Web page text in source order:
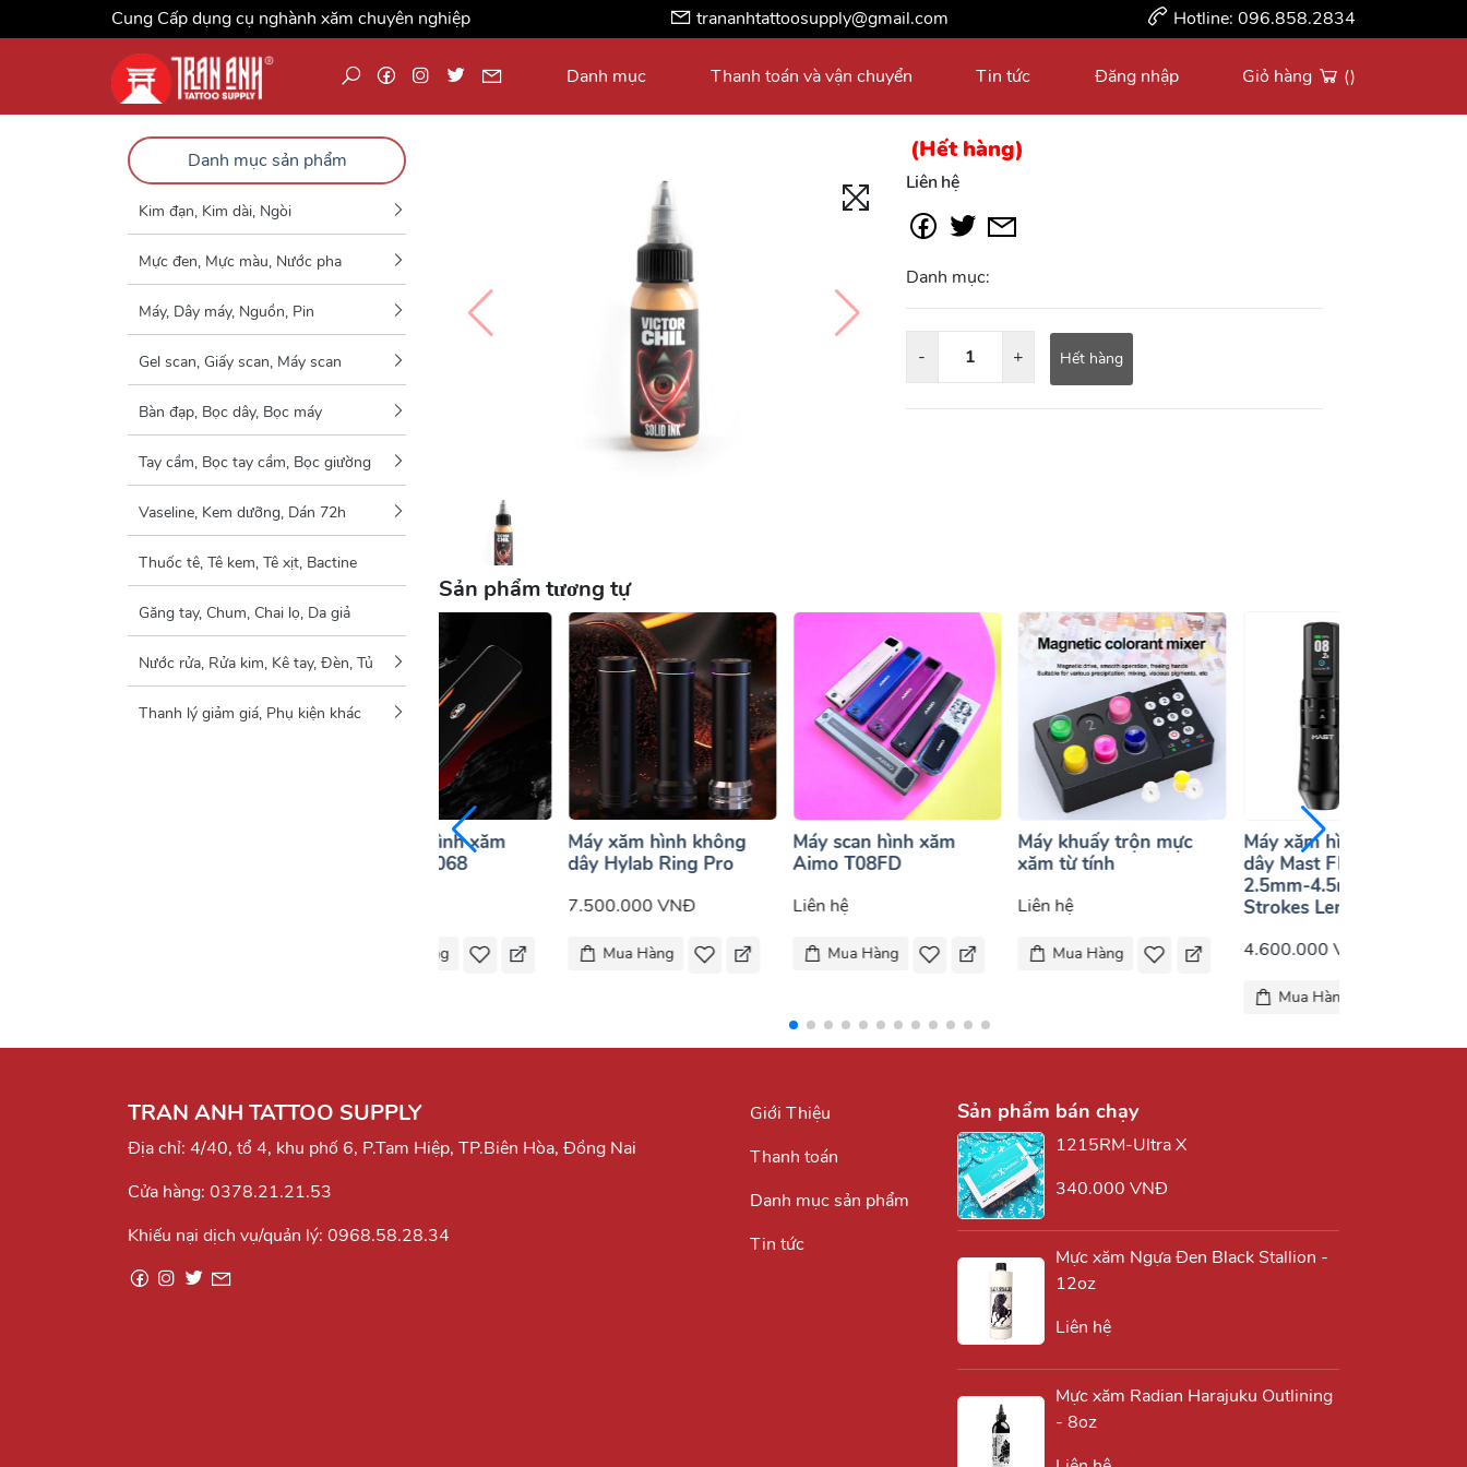
Cung Cấp dụng cụ nghành xăm chuyên nghiệp trananhtattoosupply@gmail.com Hotline: 096.858.2834
Danh mục Thanh toán và vận chuyển Tin tức Đăng nhập Giỏ hàng ()
Danh mục sản phẩm
Kim đạn, Kim dài, Ngòi
Mực đen, Mực màu, Nước pha
Máy, Dây máy, Nguồn, Pin
Gel scan, Giấy scan, Máy scan
Bàn đạp, Bọc dây, Bọc máy
Tay cầm, Bọc tay cầm, Bọc giường
Vaseline, Kem dưỡng, Dán 72h
Thuốc tê, Tê kem, Tê xịt, Bactine
Găng tay, Chum, Chai lọ, Da giả
Nước rửa, Rửa kim, Kê tay, Đèn, Tủ
Thanh lý giảm giá, Phụ kiện khác
(Hết hàng)
Liên hệ
Danh mục:
- + Hết hàng
Sản phẩm tương tự
Máy scan hình xăm
CNC MP-8068
Mua Hàng
Máy xăm hình không
dây Hylab Ring Pro
7.500.000 VNĐ
Mua Hàng
Máy scan hình xăm
Aimo T08FD
Liên hệ
Mua Hàng
Máy khuấy trộn mực
xăm từ tính
Liên hệ
Mua Hàng
Máy xăm hình không
dây Mast Flip4 Pro -
2.5mm-4.5mm
Strokes Length
4.600.000 VNĐ
Mua Hàng
TRAN ANH TATTOO SUPPLY
Địa chỉ: 4/40, tổ 4, khu phố 6, P.Tam Hiệp, TP.Biên Hòa, Đồng Nai
Cửa hàng: 0378.21.21.53
Khiếu nại dịch vụ/quản lý: 0968.58.28.34
Giới Thiệu
Thanh toán
Danh mục sản phẩm
Tin tức
Sản phẩm bán chạy
1215RM-Ultra X
340.000 VNĐ
Mực xăm Ngựa Đen Black Stallion -
12oz
Liên hệ
Mực xăm Radian Harajuku Outlining
- 8oz